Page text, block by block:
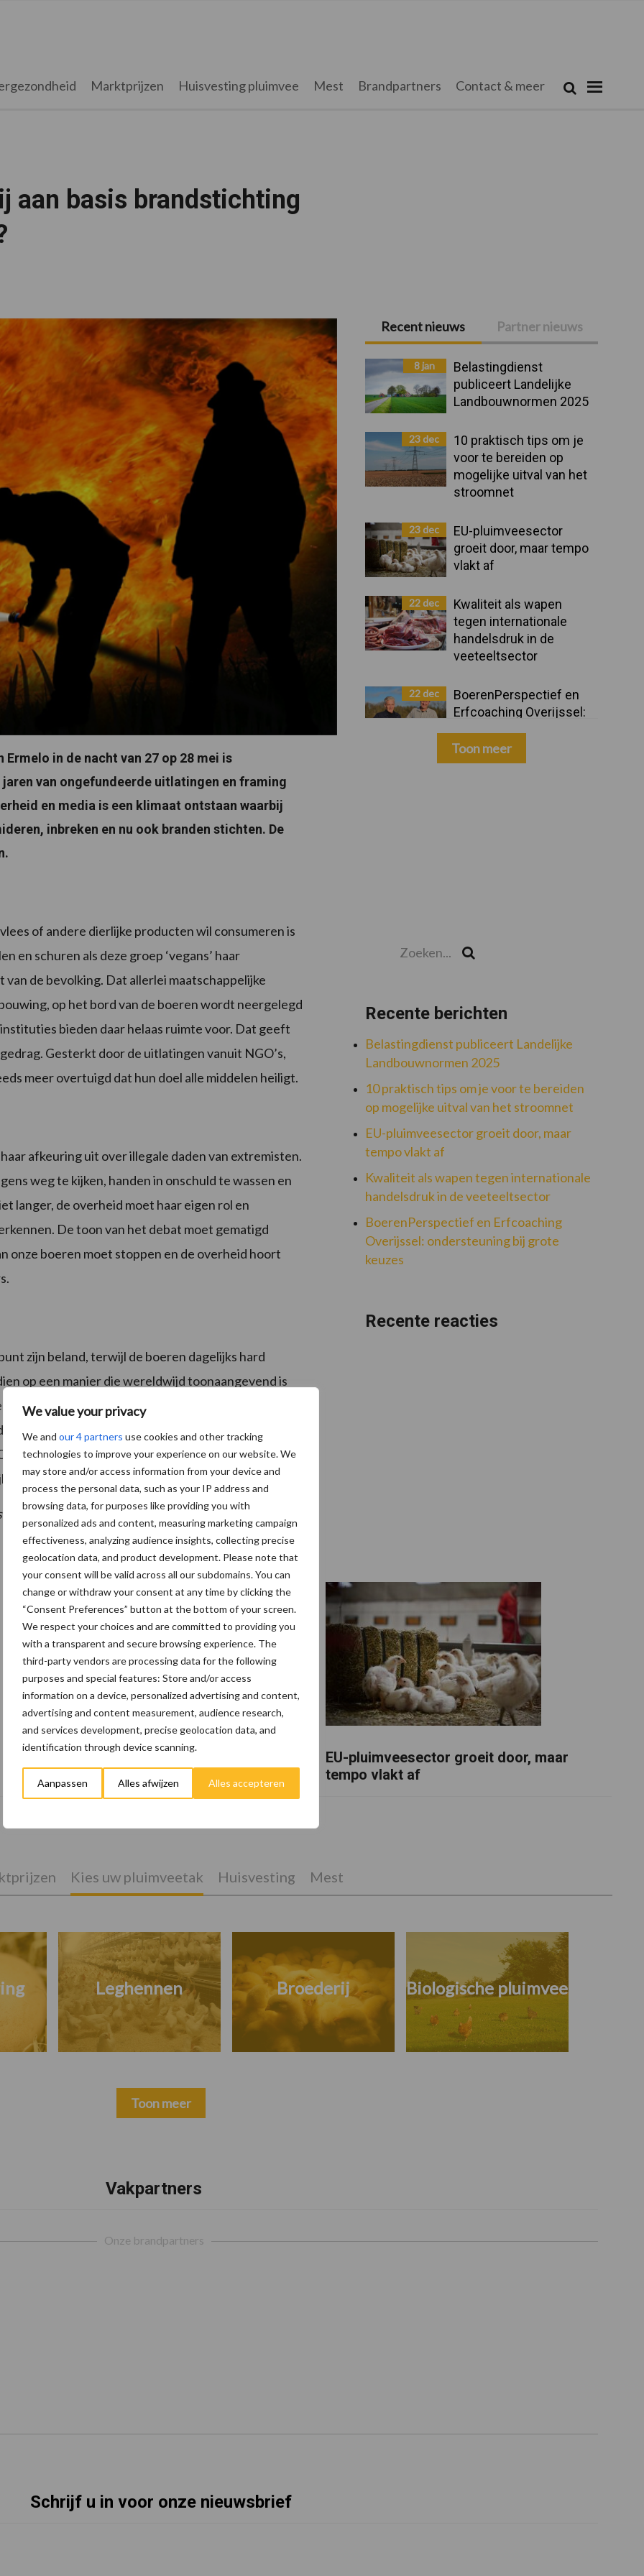
We value your privacy
We and our 4 partners use cookies and other tracking
technologies to improve your experience on our website. We
may store and/or access information from your device and
process the personal data, such as your IP address and
browsing data, for purposes like providing you with
personalized ads and content, measuring marketing campaign
effectiveness, analyzing audience insights, collecting precise
geolocation data, and product development. Please note that
your consent will be valid across all our subdomains. You can
change or withdraw your consent at any time by clicking the
“Consent Preferences” button at the bottom of your screen.
We respect your choices and are committed to providing you
with a transparent and secure browsing experience. The
third-party vendors are processing data for the following
purposes and special features: Store and/or access
information on a device, personalized advertising and content,
advertising and content measurement, audience research,
and services development, precise geolocation data, and
identification through device scanning.
Aanpassen Alles afwijzen Alles accepteren
Marktprijzen Huisvesting pluimvee Mest Brandpartners Contact & meer Zoek
aan basis brandstichting
in de nacht van 27 op 28 mei is
van ongefundeerde uitlatingen en framing
en media is een klimaat ontstaan waarbij
inbreken en nu ook branden stichten. De
of andere dierlijke producten wil consumeren is
en schuren als deze groep ‘vegans’ haar
de bevolking. Dat allerlei maatschappelijke
op het bord van de boeren wordt neergelegd
bieden daar helaas ruimte voor. Dat geeft
Gesterkt door de uitlatingen vanuit NGO’s,
meer overtuigd dat hun doel alle middelen heiligt.
afkeuring uit over illegale daden van extremisten.
weg te kijken, handen in onschuld te wassen en
langer, de overheid moet haar eigen rol en
De toon van het debat moet gematigd
onze boeren moet stoppen en de overheid hoort
zijn beland, terwijl de boeren dagelijks hard
op een manier die wereldwijd toonaangevend is
voedselveiligheid en duurzaamheid. Het wordt
van veehouders en mensen werkzaam in de
tegen smaad, laster en het creëren van een
naar haar eigen opstelling en uitlatingen.
Primaire
Sidebar
Recent nieuws Partner nieuws
8 jan
Belastingdienst
publiceert Landelijke
Landbouwnormen 2025
23 dec
10 praktisch tips om je
voor te bereiden op
mogelijke uitval van het
stroomnet
23 dec
EU-pluimveesector
groeit door, maar tempo
vlakt af
22 dec
Kwaliteit als wapen
tegen internationale
handelsdruk in de
veeteeltsector
22 dec
BoerenPerspectief en
Erfcoaching Overijssel:
ondersteuning bij grote
keuzes
Toon meer
Recente berichten
Belastingdienst publiceert Landelijke
Landbouwnormen 2025
10 praktisch tips om je voor te bereiden
op mogelijke uitval van het stroomnet
EU-pluimveesector groeit door, maar
tempo vlakt af
Kwaliteit als wapen tegen internationale
handelsdruk in de veeteeltsector
BoerenPerspectief en Erfcoaching
Overijssel: ondersteuning bij grote
keuzes
Recente reacties
10 praktisch tips om je voor te bereiden
op mogelijke uitval van het stroomnet
EU-pluimveesector groeit door, maar
tempo vlakt af
Kies uw pluimveetak Huisvesting Mest
Leghennen Broederij Biologische pluimvee
Toon meer
Vakpartners
Onze brandpartners
Schrijf u in voor onze nieuwsbrief